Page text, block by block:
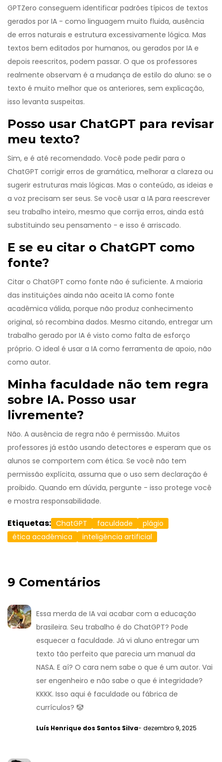
GPTZero conseguem identificar padrões típicos de textos
gerados por IA - como linguagem muito fluida, ausência
de erros naturais e estrutura excessivamente lógica. Mas
textos bem editados por humanos, ou gerados por IA e
depois reescritos, podem passar. O que os professores
realmente observam é a mudança de estilo do aluno: se o
texto é muito melhor que os anteriores, sem explicação,
isso levanta suspeitas.
Posso usar ChatGPT para revisar
meu texto?
Sim, e é até recomendado. Você pode pedir para o
ChatGPT corrigir erros de gramática, melhorar a clareza ou
sugerir estruturas mais lógicas. Mas o conteúdo, as ideias e
a voz precisam ser seus. Se você usar a IA para reescrever
seu trabalho inteiro, mesmo que corrija erros, ainda está
substituindo seu pensamento - e isso é arriscado.
E se eu citar o ChatGPT como
fonte?
Citar o ChatGPT como fonte não é suficiente. A maioria
das instituições ainda não aceita IA como fonte
acadêmica válida, porque não produz conhecimento
original, só recombina dados. Mesmo citando, entregar um
trabalho gerado por IA é visto como falta de esforço
próprio. O ideal é usar a IA como ferramenta de apoio, não
como autor.
Minha faculdade não tem regra
sobre IA. Posso usar
livremente?
Não. A ausência de regra não é permissão. Muitos
professores já estão usando detectores e esperam que os
alunos se comportem com ética. Se você não tem
permissão explícita, assuma que o uso sem declaração é
proibido. Quando em dúvida, pergunte - isso protege você
e mostra responsabilidade.
Etiquetas: ChatGPT faculdade
plágio
ética acadêmica
inteligência artificial
9 Comentários
Essa merda de IA vai acabar com a educação
brasileira. Seu trabalho é do ChatGPT? Pode
esquecer a faculdade. Já vi aluno entregar um
texto tão perfeito que parecia um manual da
NASA. E aí? O cara nem sabe o que é um autor. Vai
ser engenheiro e não sabe o que é integridade?
KKKK. Isso aqui é faculdade ou fábrica de
currículos? 🤡
Luís Henrique dos Santos Silva- dezembro 9, 2025